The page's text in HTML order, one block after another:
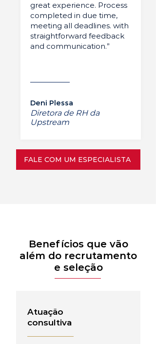
great experience. Process
completed in due time,
meeting all deadlines. with
straightforward feedback
and communication.”
Deni Plessa
Diretora de RH da
Upstream
FALE COM UM ESPECIALISTA
Benefícios que vão
além do recrutamento
e seleção
Atuação
consultiva